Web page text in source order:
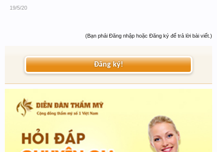
19/5/20
(Bạn phải Đăng nhập hoặc Đăng ký để trả lời bài viết.)
Đăng ký!